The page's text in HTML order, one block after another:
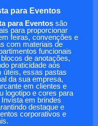
para Eventos
para Eventos são
para proporcionar
feiras, convenções e
com materiais de
funcionais
de anotações,
praticidade aos
úteis, essas pastas
da sua empresa,
em clientes e
logotipo e cores para
em brindes
destaque e
corporativos e